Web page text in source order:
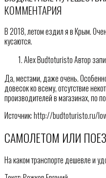
КОММЕНТАРИЯ
В 2018, летом ездил я в Крым.
кусаются.
Alex Budtoturisto Автор
Да, местами, даже очень.
довесок ко всему, отсутствие
производителей в магазинах, по
Источник: http://budtoturisto.ru/
САМОЛЕТОМ ИЛИ
На каком транспорте дешевле и